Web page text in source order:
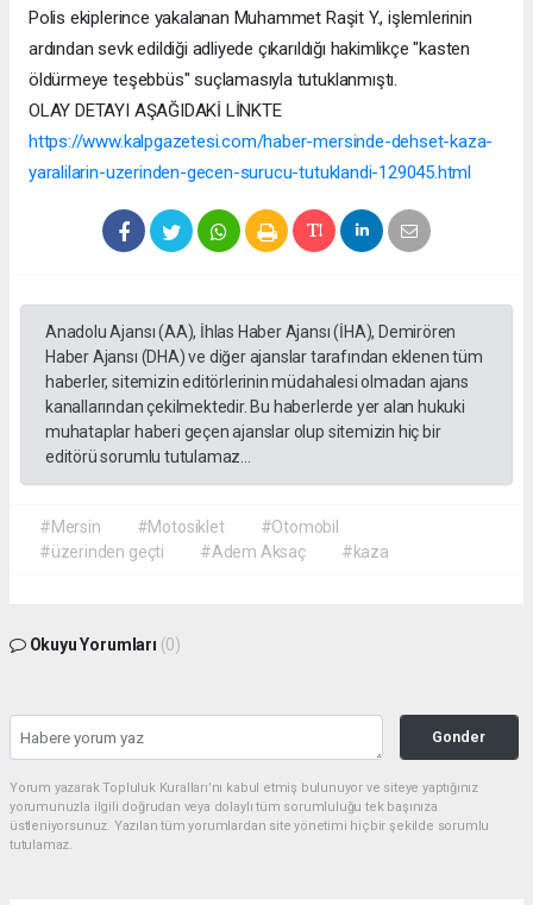
Polis ekiplerince yakalanan Muhammet Raşit Y., işlemlerinin
ardından sevk edildiği adliyede çıkarıldığı hakimlikçe "kasten
öldürmeye teşebbüs" suçlamasıyla tutuklanmıştı.
OLAY DETAYI AŞAĞIDAKİ LİNKTE
https://www.kalpgazetesi.com/haber-mersinde-dehset-kaza-
yaralilarin-uzerinden-gecen-surucu-tutuklandi-129045.html
Anadolu Ajansı (AA), İhlas Haber Ajansı (İHA), Demirören
Haber Ajansı (DHA) ve diğer ajanslar tarafından eklenen tüm
haberler, sitemizin editörlerinin müdahalesi olmadan ajans
kanallarından çekilmektedir. Bu haberlerde yer alan hukuki
muhataplar haberi geçen ajanslar olup sitemizin hiç bir
editörü sorumlu tutulamaz...
#Mersin #Motosiklet
#Otomobil
#üzerinden geçti
#Adem Aksaç #kaza
Okuyu Yorumları (0)
Gonder
Yorum yazarak Topluluk Kuralları’nı kabul etmiş bulunuyor ve siteye yaptığınız
yorumunuzla ilgili doğrudan veya dolaylı tüm sorumluluğu tek başınıza
üstleniyorsunuz. Yazılan tüm yorumlardan site yönetimi hiçbir şekilde sorumlu
tutulamaz.